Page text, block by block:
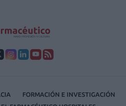
FORMACIÓN E INVESTIGACIÓN